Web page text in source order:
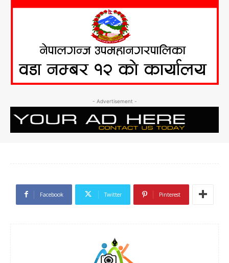
- Advertisement -
Facebook Twitter Pinterest